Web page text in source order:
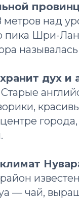
над
пика Шри-
дух и
Старые
— чай,